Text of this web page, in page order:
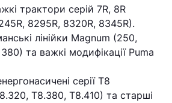
товарів.
трактори серій 7R, 8R
8295R, 8320R, 8345R).
лінійки Magnum (250,
та важкі модифікації Puma
серії T8
T8.380, T8.410) та старші